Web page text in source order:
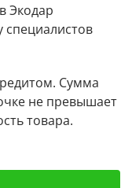
Экодар
специалистов
Сумма
не превышает
товара.